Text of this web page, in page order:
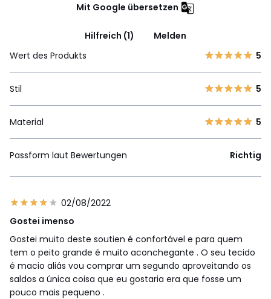
Mit Google übersetzen
Hilfreich (1)
Melden
Wert des Produkts
5
Stil 5
Material 5
Passform laut Bewertungen Richtig
02/08/2022
Gostei imenso
Gostei muito deste soutien é confortável e para quem
tem o peito grande é muito aconchegante . O seu tecido
é macio aliás vou comprar um segundo aproveitando os
saldos a única coisa que eu gostaria era que fosse um
pouco mais pequeno .